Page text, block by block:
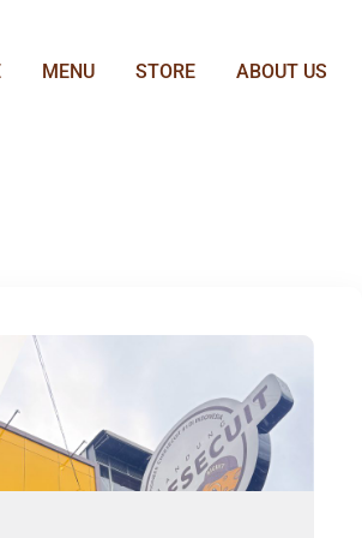
MENU STORE ABOUT US